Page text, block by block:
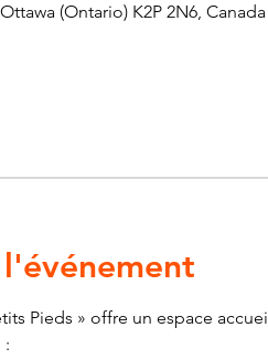
(Ontario) K2P 2N6, Canada
Pieds » offre un espace
: